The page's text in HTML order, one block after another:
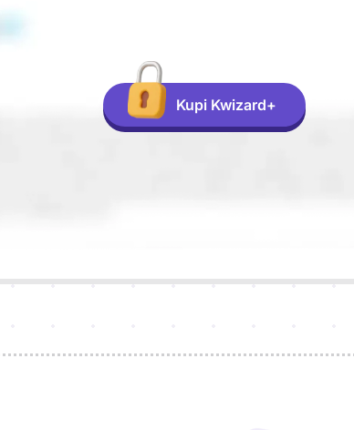
Kupi Kwizard+